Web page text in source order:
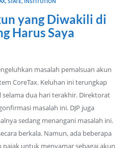
yang Diwakili di
Harus Saya
masalah pemalsuan akun
CoreTax. Keluhan ini terungkap
selama dua hari terakhir. Direktorat
masalah ini. DJP juga
sedang menangani masalah ini.
berkala. Namun, ada beberapa
untuk menyamar sebagai akun